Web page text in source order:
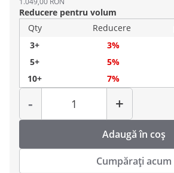
Reducere pentru volum
Qty
Reducere
3+
3%
5+
5%
10+
7%
-
Cantitate
+
Adaugă în coș
Cumpărați acum